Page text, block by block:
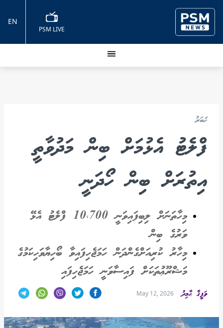
PSM LIVE
EN
ޚަބަރު
ފްލެޓު އެޅުމަށް ބިން މަދުވާތީ
އިތުރަށް ބިން ހޯދަނީ
މިހާތަނަށް ލިބިފައިވަނީ 10،700 ފްލެޓު އެޅޭ
ވަރުގެ ބިން
މިހާރު ކުރިއަށްގެންދަން ހަމަޖެހިފައިވާ ބޯހިޔާވަހިކަމުގެ
މަޝްރޫޢުތަކަށް ފައިސާވަނީ ހަމަޖެހިފައި
ވަފީޤާ ޙާމިދު May 12, 2026